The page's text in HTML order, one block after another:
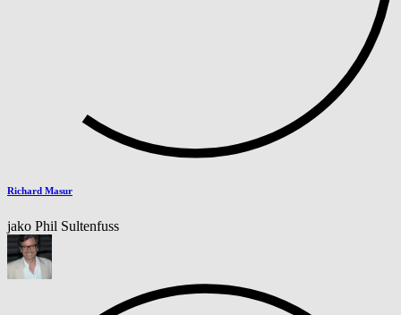
Richard Masur
jako Phil Sultenfuss